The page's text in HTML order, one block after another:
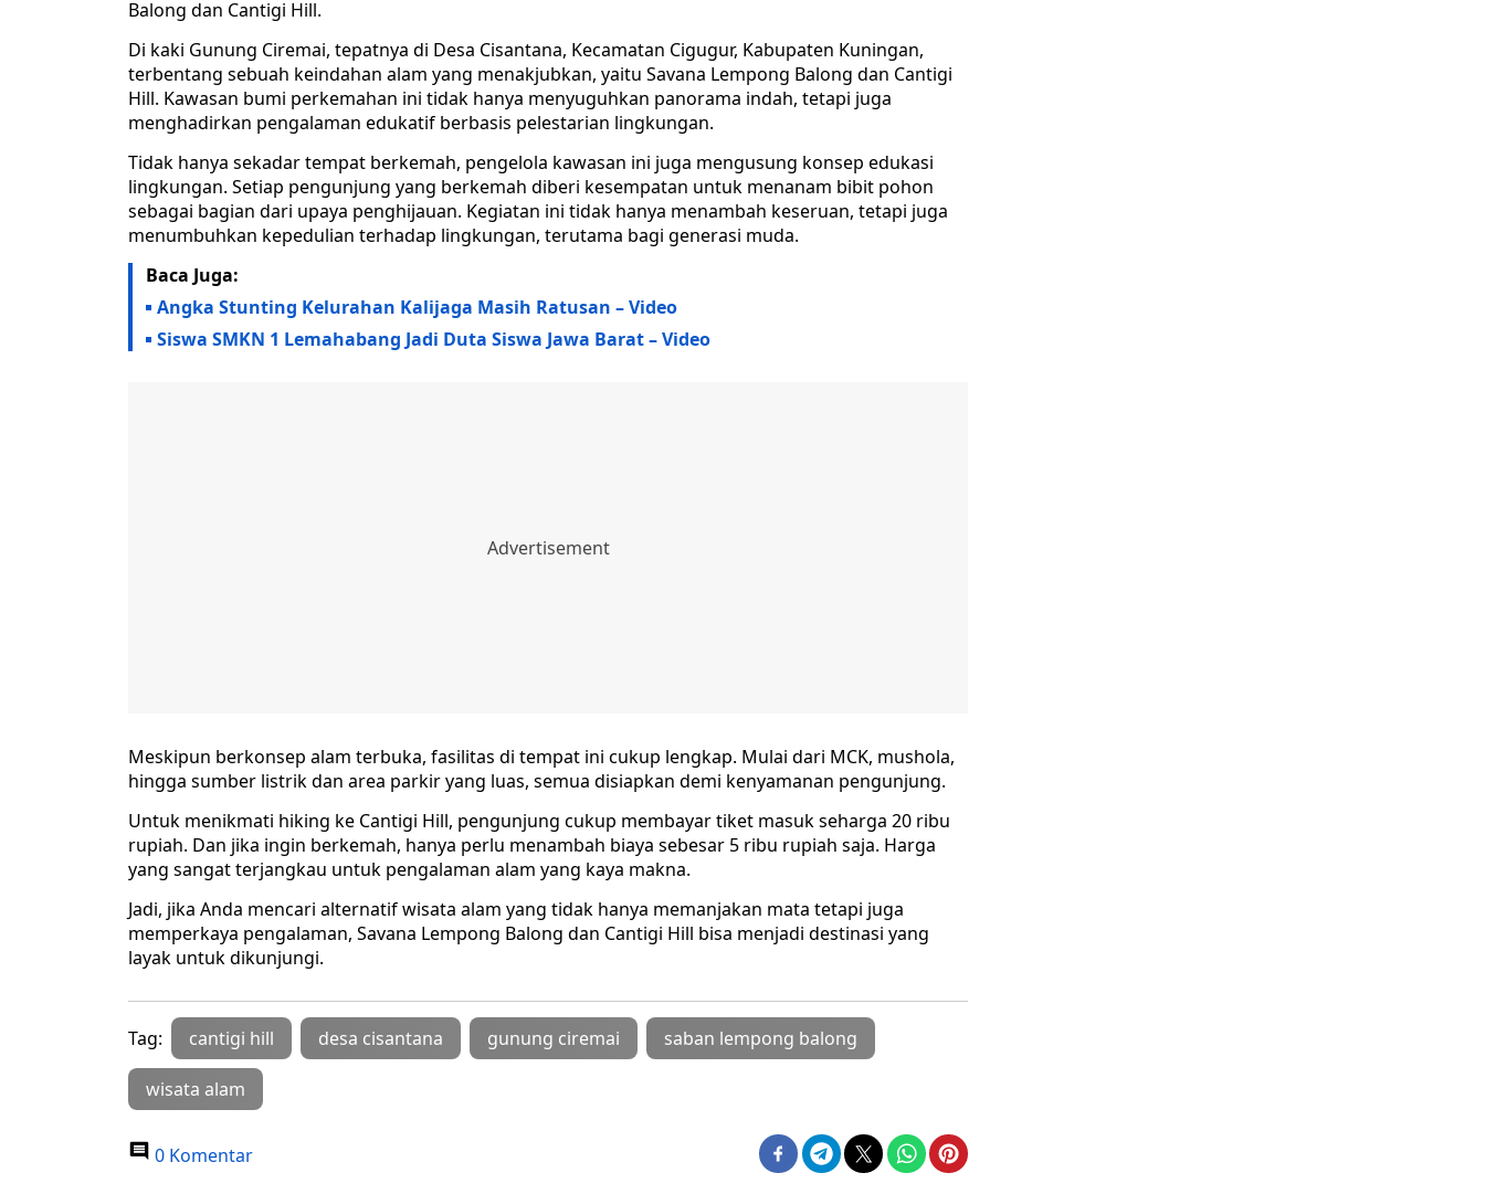
Balong dan Cantigi Hill.
Di kaki Gunung Ciremai, tepatnya di Desa Cisantana, Kecamatan Cigugur, Kabupaten Kuningan,
terbentang sebuah keindahan alam yang menakjubkan, yaitu Savana Lempong Balong dan Cantigi
Hill. Kawasan bumi perkemahan ini tidak hanya menyuguhkan panorama indah, tetapi juga
menghadirkan pengalaman edukatif berbasis pelestarian lingkungan.
Tidak hanya sekadar tempat berkemah, pengelola kawasan ini juga mengusung konsep edukasi
lingkungan. Setiap pengunjung yang berkemah diberi kesempatan untuk menanam bibit pohon
sebagai bagian dari upaya penghijauan. Kegiatan ini tidak hanya menambah keseruan, tetapi juga
menumbuhkan kepedulian terhadap lingkungan, terutama bagi generasi muda.
Baca Juga:
Angka Stunting Kelurahan Kalijaga Masih Ratusan – Video
Siswa SMKN 1 Lemahabang Jadi Duta Siswa Jawa Barat – Video
Meskipun berkonsep alam terbuka, fasilitas di tempat ini cukup lengkap. Mulai dari MCK, mushola,
hingga sumber listrik dan area parkir yang luas, semua disiapkan demi kenyamanan pengunjung.
Untuk menikmati hiking ke Cantigi Hill, pengunjung cukup membayar tiket masuk seharga 20 ribu
rupiah. Dan jika ingin berkemah, hanya perlu menambah biaya sebesar 5 ribu rupiah saja. Harga
yang sangat terjangkau untuk pengalaman alam yang kaya makna.
Jadi, jika Anda mencari alternatif wisata alam yang tidak hanya memanjakan mata tetapi juga
memperkaya pengalaman, Savana Lempong Balong dan Cantigi Hill bisa menjadi destinasi yang
layak untuk dikunjungi.
Tag: cantigi hill desa cisantana gunung ciremai saban lempong balong
wisata alam
0 Komentar